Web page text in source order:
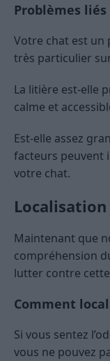
Problèmes
Votre chat est un
très particulier
La litière est-elle
calme et
Est-elle assez
facteurs peuvent
votre chat.
Maintenant que
compréhension
lutter contre
Comment
Si vous sentez
vous ne pouvez